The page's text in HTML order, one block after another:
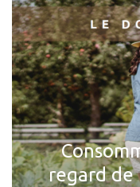
regard de